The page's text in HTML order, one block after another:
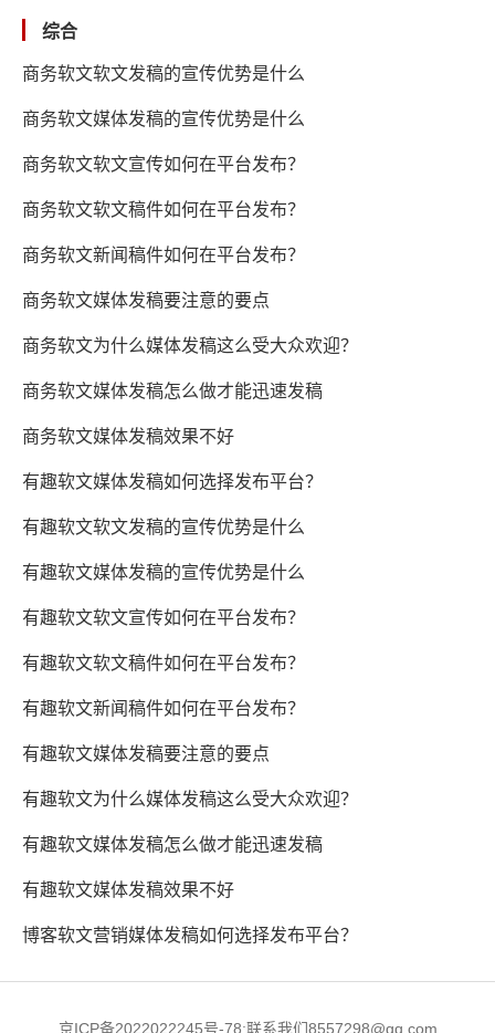
综合
商务软文软文发稿的宣传优势是什么
商务软文媒体发稿的宣传优势是什么
商务软文软文宣传如何在平台发布？
商务软文软文稿件如何在平台发布？
商务软文新闻稿件如何在平台发布？
商务软文媒体发稿要注意的要点
商务软文为什么媒体发稿这么受大众欢迎？
商务软文媒体发稿怎么做才能迅速发稿
商务软文媒体发稿效果不好
有趣软文媒体发稿如何选择发布平台？
有趣软文软文发稿的宣传优势是什么
有趣软文媒体发稿的宣传优势是什么
有趣软文软文宣传如何在平台发布？
有趣软文软文稿件如何在平台发布？
有趣软文新闻稿件如何在平台发布？
有趣软文媒体发稿要注意的要点
有趣软文为什么媒体发稿这么受大众欢迎？
有趣软文媒体发稿怎么做才能迅速发稿
有趣软文媒体发稿效果不好
博客软文营销媒体发稿如何选择发布平台？
京ICP备2022022245号-78;联系我们8557298@qq.com